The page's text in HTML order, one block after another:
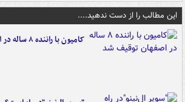
این مطالب را از دست ندهید....
کامیون با راننده ۸ ساله در اصفهان توقیف شد